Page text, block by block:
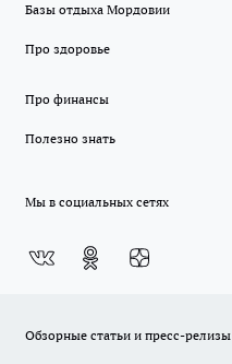
Базы отдыха Мордовии
Про здоровье
Про финансы
Полезно знать
Мы в социальных сетях
Обзорные статьи и пресс-релизы